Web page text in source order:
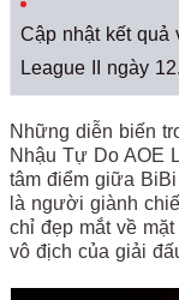
Cập nhật kết quả
League II ngày
Những diễn biến
Nhậu Tự Do AOE
tâm điểm giữa
là người giành
chỉ đẹp mắt về
vô địch của giải